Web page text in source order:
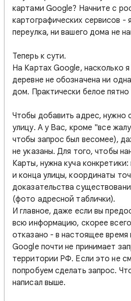
картами Google? Начните с
картографических сервисов -
переулка, ни вашего дома не
Теперь к сути.
На Картах Google, насколько
деревне не обозначена ни
дом. Практически белое пятно
Чтобы добавить адрес, нужно
улицу. А у Вас, кроме "все
чтобы запрос был весомее),
не указаны. Для того, чтобы
Карты, нужна куча
и конца улицы, координаты
доказательства
(фото адресной таблички).
И главное, даже если вы
всю информацию, скорее
отказано - в настоящее время
Google почти не принимает
территории РФ. Если это не
попробуем сделать запрос.
написал выше.